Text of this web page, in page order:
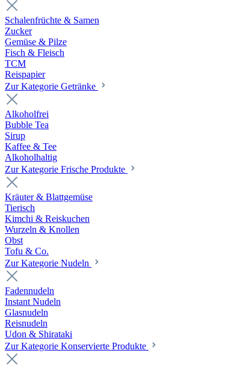
Schalenfrüchte & Samen
Zucker
Gemüse & Pilze
Fisch & Fleisch
TCM
Reispapier
Zur Kategorie Getränke
Alkoholfrei
Bubble Tea
Sirup
Kaffee & Tee
Alkoholhaltig
Zur Kategorie Frische Produkte
Kräuter & Blattgemüse
Tierisch
Kimchi & Reiskuchen
Wurzeln & Knollen
Obst
Tofu & Co.
Zur Kategorie Nudeln
Fadennudeln
Instant Nudeln
Glasnudeln
Reisnudeln
Udon & Shirataki
Zur Kategorie Konservierte Produkte